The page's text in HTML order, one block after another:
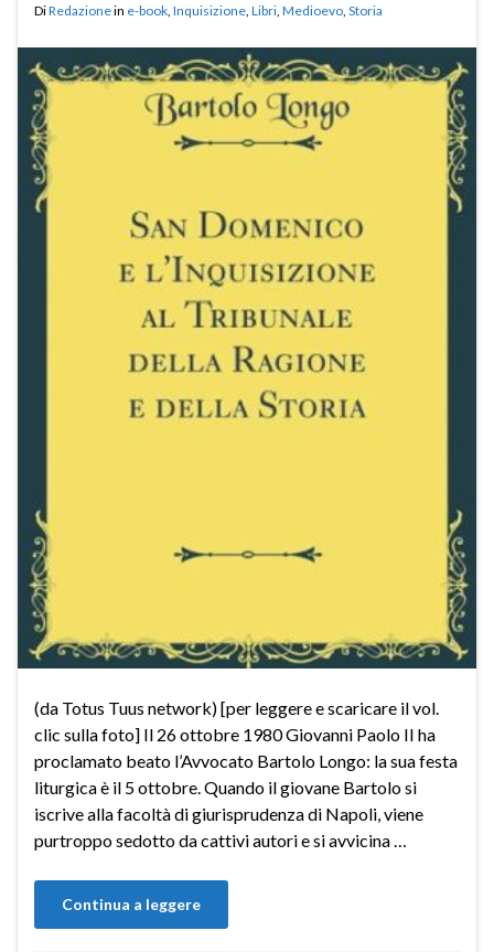
DiRedazionein e-book Inquisizione Libri Medioevo Storia
(da Totus Tuus network) [per leggere e scaricare il vol.
clic sulla foto] Il 26 ottobre 1980 Giovanni Paolo II ha
proclamato beato l’Avvocato Bartolo Longo: la sua festa
liturgica è il 5 ottobre. Quando il giovane Bartolo si
iscrive alla facoltà di giurisprudenza di Napoli, viene
purtroppo sedotto da cattivi autori e si avvicina …
Continua a leggere